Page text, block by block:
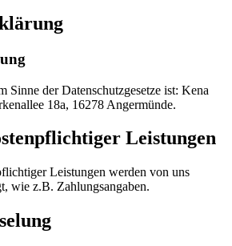
Sinne der Datenschutzgesetze ist: Kena
18a, 16278 Angermünde.
Leistungen
Leistungen werden von uns
wie z.B. Zahlungsangaben.